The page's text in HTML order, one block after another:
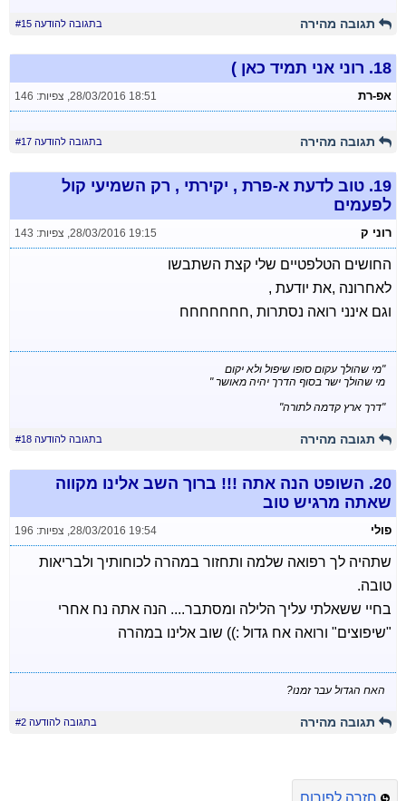
תגובה מהירה בתגובה להודעה #15
18. רוני אני תמיד כאן )
אפ-רת 28/03/2016 18:51
, צפיות: 146
תגובה מהירה בתגובה להודעה #17
19. טוב לדעת א-פרת , יקירתי , רק השמיעי קול
לפעמים
רוני ק 28/03/2016 19:15
, צפיות: 143
החושים הטלפטיים שלי קצת השתבשו
לאחרונה ,את יודעת ,
וגם אינני רואה נסתרות ,חחחחחחח
"מי שהולך עקום סופו שיפול ולא יקום
מי שהולך ישר בסוף הדרך יהיה מאושר "
"דרך ארץ קדמה לתורה"
תגובה מהירה בתגובה להודעה #18
20. השופט הנה אתה !!! ברוך השב אלינו מקווה
שאתה מרגיש טוב
פולי 28/03/2016 19:54
, צפיות: 196
שתהיה לך רפואה שלמה ותחזור במהרה לכוחותיך ולבריאות
טובה.
בחיי ששאלתי עליך הלילה ומסתבר.... הנה אתה נח אחרי
"שיפוצים" ורואה אח גדול :)) שוב אלינו במהרה
האח הגדול עבר זמנו?
תגובה מהירה בתגובה להודעה #2
חזרה לפורום